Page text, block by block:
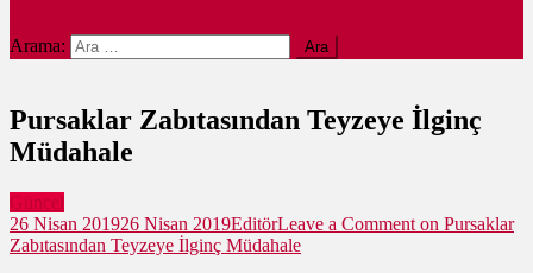
Arama:
Pursaklar Zabıtasından Teyzeye İlginç
Müdahale
Güncel
26 Nisan 201926 Nisan 2019EditörLeave a Comment on Pursaklar
Zabıtasından Teyzeye İlginç Müdahale